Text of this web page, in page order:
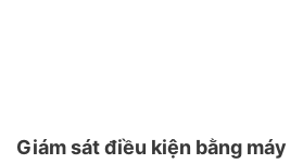
Giám sát điều kiện bằng máy